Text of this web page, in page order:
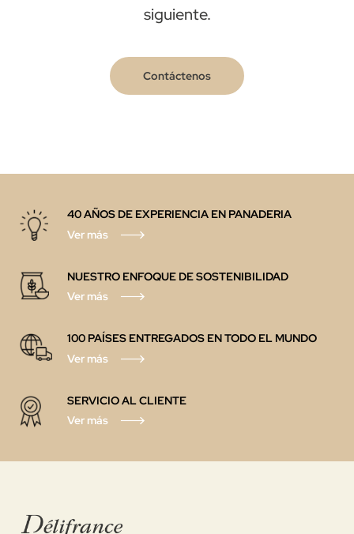
siguiente.
Contáctenos
40 AÑOS DE EXPERIENCIA EN PANADERIA
Ver más
NUESTRO ENFOQUE DE SOSTENIBILIDAD
Ver más
100 PAÍSES ENTREGADOS EN TODO EL MUNDO
Ver más
SERVICIO AL CLIENTE
Ver más